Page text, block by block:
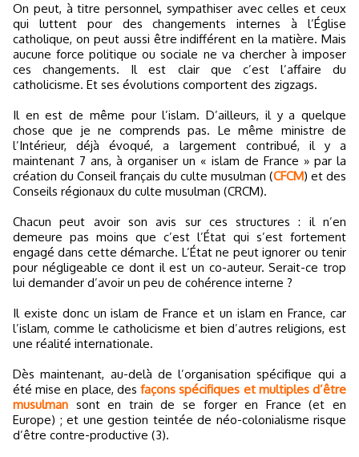
On peut, à titre personnel, sympathiser avec celles et ceux
qui luttent pour des changements internes à l’Église
catholique, on peut aussi être indifférent en la matière. Mais
aucune force politique ou sociale ne va chercher à imposer
ces changements. Il est clair que c’est l’affaire du
catholicisme. Et ses évolutions comportent des zigzags.
Il en est de même pour l’islam. D’ailleurs, il y a quelque
chose que je ne comprends pas. Le même ministre de
l’Intérieur, déjà évoqué, a largement contribué, il y a
maintenant 7 ans, à organiser un « islam de France » par la
création du Conseil français du culte musulman (CFCM) et des
Conseils régionaux du culte musulman (CRCM).
Chacun peut avoir son avis sur ces structures : il n’en
demeure pas moins que c’est l’État qui s’est fortement
engagé dans cette démarche. L’État ne peut ignorer ou tenir
pour négligeable ce dont il est un co-auteur. Serait-ce trop
lui demander d’avoir un peu de cohérence interne ?
Il existe donc un islam de France et un islam en France, car
l’islam, comme le catholicisme et bien d’autres religions, est
une réalité internationale.
Dès maintenant, au-delà de l’organisation spécifique qui a
été mise en place, desfaçons spécifiques et multiples d’être
musulman sont en train de se forger en France (et en
Europe) ; et une gestion teintée de néo-colonialisme risque
d’être contre-productive (3).